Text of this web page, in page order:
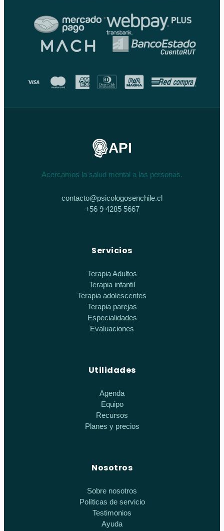
API
Acercamos la salud mental a las personas.
contacto@psicologosenchile.cl
+56 9 4285 5667
Servicios
Terapia Adultos
Terapia infantil
Terapia adolescentes
Terapia parejas
Especialidades
Evaluaciones
Utilidades
Agenda
Equipo
Recursos
Planes y precios
Nosotros
Sobre nosotros
Políticas de servicio
Testimonios
Ayuda